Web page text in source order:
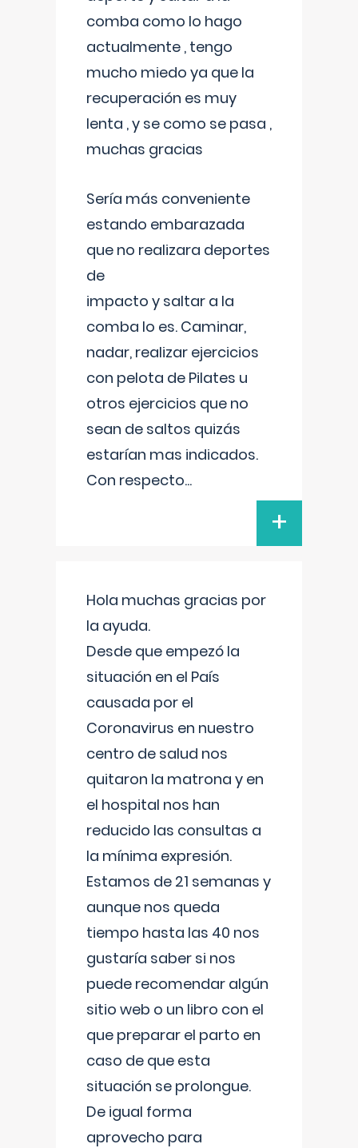
comba como lo hago
actualmente , tengo
mucho miedo ya que la
recuperación es muy
lenta , y se como se pasa ,
muchas gracias
Sería más conveniente
estando embarazada
que no realizara deportes
de
impacto y saltar a la
comba lo es. Caminar,
nadar, realizar ejercicios
con pelota de Pilates u
otros ejercicios que no
sean de saltos quizás
estarían mas indicados.
Con respecto...
+
Hola muchas gracias por
la ayuda.
Desde que empezó la
situación en el País
causada por el
Coronavirus en nuestro
centro de salud nos
quitaron la matrona y en
el hospital nos han
reducido las consultas a
la mínima expresión.
Estamos de 21 semanas y
aunque nos queda
tiempo hasta las 40 nos
gustaría saber si nos
puede recomendar algún
sitio web o un libro con el
que preparar el parto en
caso de que esta
situación se prolongue.
De igual forma
aprovecho para